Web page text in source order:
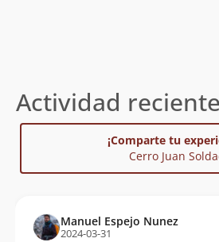
Actividad reciente
¡Comparte tu
Cerro Juan
Manuel Espejo Nunez
2024-03-31